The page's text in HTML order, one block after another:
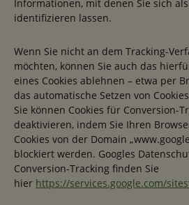
Informationen, mit denen Sie sich
identifizieren lassen.
Wenn Sie nicht an dem Tracking-
möchten, können Sie auch das
eines Cookies ablehnen – etwa per
das automatische Setzen von
Sie können Cookies für Conversion-
deaktivieren, indem Sie Ihren
Cookies von der Domain
blockiert werden. Googles
Conversion-Tracking finden Sie
hier https://services.google.com/